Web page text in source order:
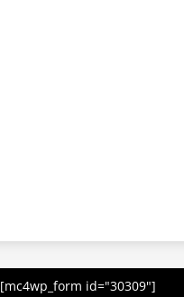
[mc4wp_form id="30309"]